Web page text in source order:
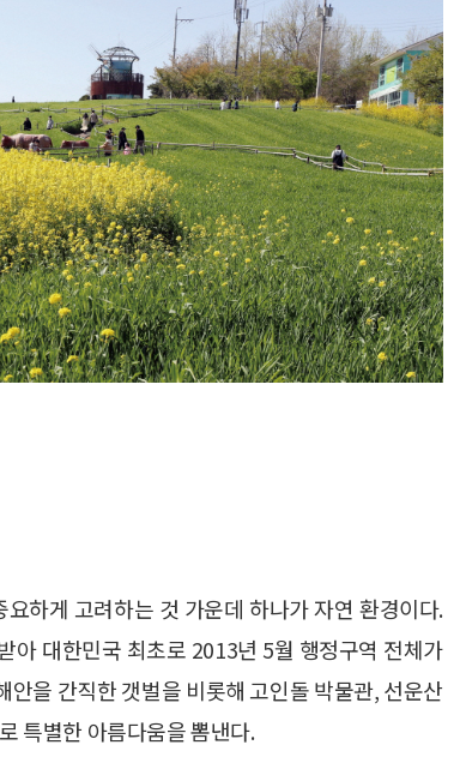
하게 고려하는 것 가운데 하나가 자연 환경이다.
아 대한민국 최초로 2013년 5월 행정구역 전체가
을 간직한 갯벌을 비롯해 고인돌 박물관, 선운산
특별한 아름다움을 뽐낸다.